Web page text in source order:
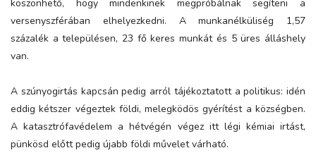
köszönhető, hogy mindenkinek megpróbálnak segíteni a
versenyszférában elhelyezkedni. A munkanélküliség 1,57
százalék a településen, 23 fő keres munkát és 5 üres álláshely
van.
A szúnyogirtás kapcsán pedig arról tájékoztatott a politikus: idén
eddig kétszer végeztek földi, melegködös gyérítést a községben.
A katasztrófavédelem a hétvégén végez itt légi kémiai irtást,
pünkösd előtt pedig újabb földi művelet várható.